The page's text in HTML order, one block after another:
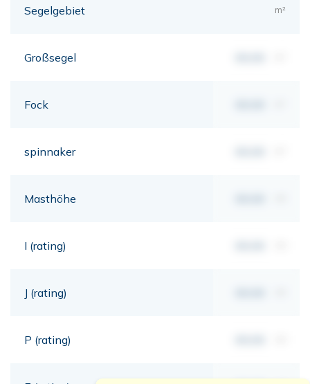
Segelgebiet m²
Großsegel
Fock
spinnaker
Masthöhe
I (rating)
J (rating)
P (rating)